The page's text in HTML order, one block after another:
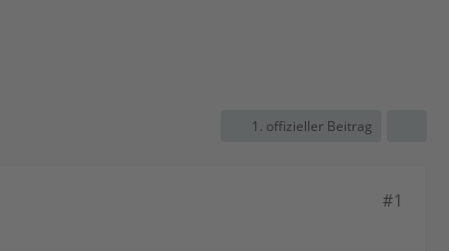
1. offizieller Beitrag
#1